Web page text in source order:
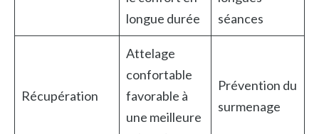
longue durée
séances
Récupération
Attelage
confortable
favorable à
une meilleure
Prévention du
surmenage